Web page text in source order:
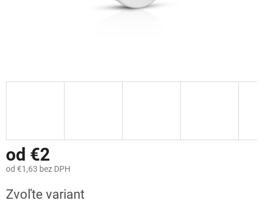
od €2
od €1,63 bez DPH
cena:
Zvoľte variant